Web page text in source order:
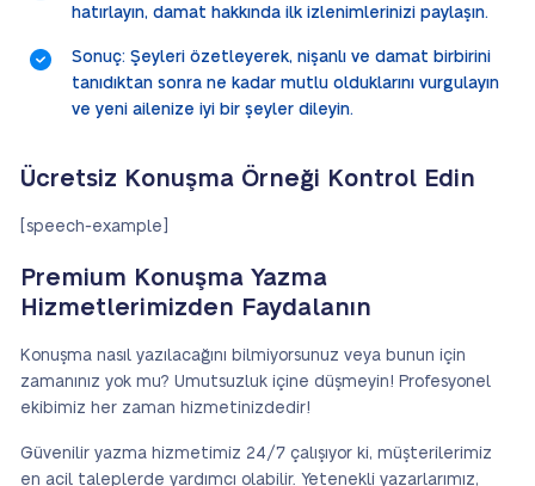
hatırlayın, damat hakkında ilk izlenimlerinizi paylaşın.
Sonuç: Şeyleri özetleyerek, nişanlı ve damat birbirini
tanıdıktan sonra ne kadar mutlu olduklarını vurgulayın
ve yeni ailenize iyi bir şeyler dileyin.
Ücretsiz Konuşma Örneği Kontrol Edin
[speech-example]
Premium Konuşma Yazma
Hizmetlerimizden Faydalanın
Konuşma nasıl yazılacağını bilmiyorsunuz veya bunun için
zamanınız yok mu? Umutsuzluk içine düşmeyin! Profesyonel
ekibimiz her zaman hizmetinizdedir!
Güvenilir yazma hizmetimiz 24/7 çalışıyor ki, müşterilerimiz
en acil taleplerde yardımcı olabilir. Yetenekli yazarlarımız,